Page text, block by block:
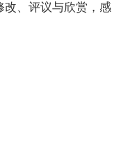
改、评议与欣赏，感